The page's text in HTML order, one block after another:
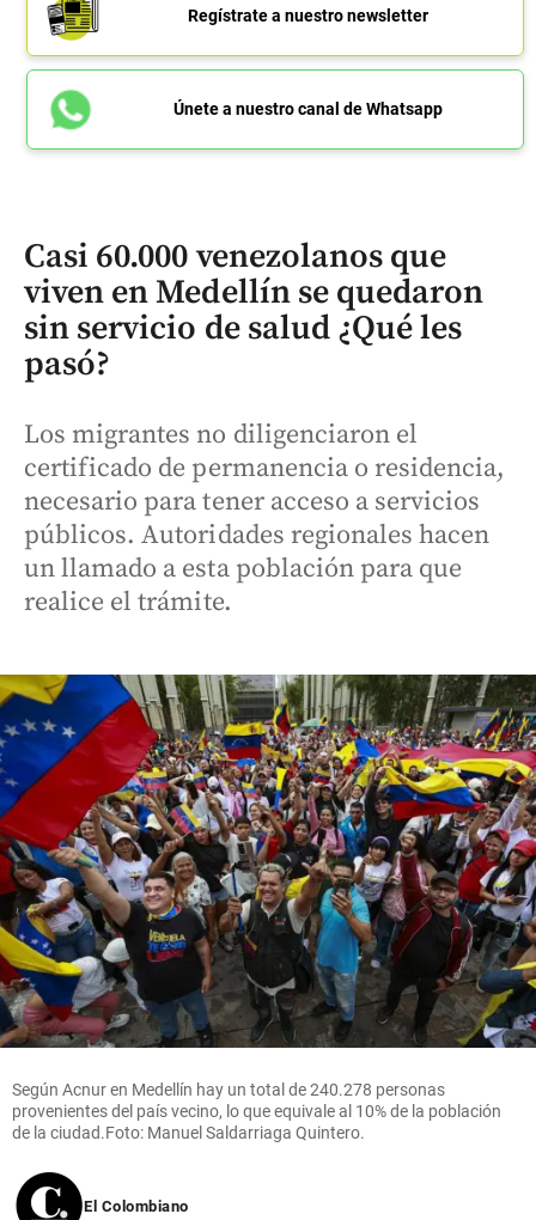
Regístrate a nuestro newsletter
Únete a nuestro canal de Whatsapp
Casi 60.000 venezolanos que
viven en Medellín se quedaron
sin servicio de salud ¿Qué les
pasó?
Los migrantes no diligenciaron el
certificado de permanencia o residencia,
necesario para tener acceso a servicios
públicos. Autoridades regionales hacen
un llamado a esta población para que
realice el trámite.
Según Acnur en Medellín hay un total de 240.278 personas
provenientes del país vecino, lo que equivale al 10% de la población
de la ciudad.Foto: Manuel Saldarriaga Quintero.
El Colombiano